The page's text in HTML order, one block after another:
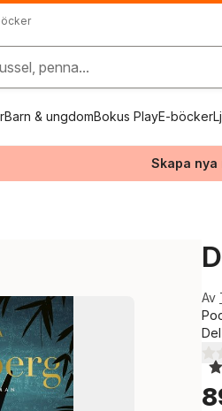
penna...
Barn & ungdomBokus PlayE-böcker
Skapa
Av
5,0